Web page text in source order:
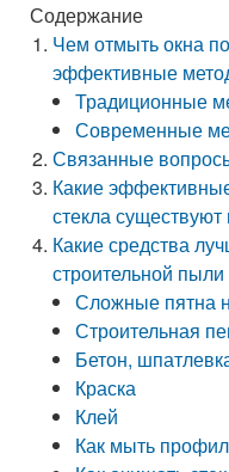
Содержание
Чем отмыть окна
эффективные
Традиционные
Современные
Связанные
Какие
стекла
Какие средства
строительной пыли
Сложные пятна
Строительная
Бетон,
Краска
Клей
Как мыть